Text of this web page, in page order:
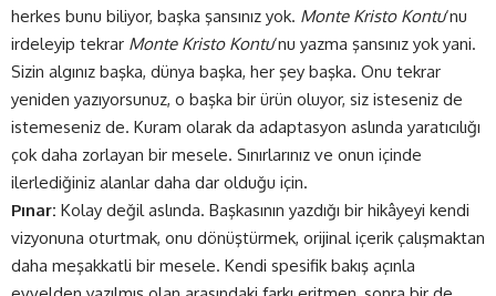
herkes bunu biliyor, başka şansınız yok. Monte Kristo Kontu‘nu
irdeleyip tekrar Monte Kristo Kontu‘nu yazma şansınız yok yani.
Sizin algınız başka, dünya başka, her şey başka. Onu tekrar
yeniden yazıyorsunuz, o başka bir ürün oluyor, siz isteseniz de
istemeseniz de. Kuram olarak da adaptasyon aslında yaratıcılığı
çok daha zorlayan bir mesele. Sınırlarınız ve onun içinde
ilerlediğiniz alanlar daha dar olduğu için.
Pınar: Kolay değil aslında. Başkasının yazdığı bir hikâyeyi kendi
vizyonuna oturtmak, onu dönüştürmek, orijinal içerik çalışmaktan
daha meşakkatli bir mesele. Kendi spesifik bakış açınla